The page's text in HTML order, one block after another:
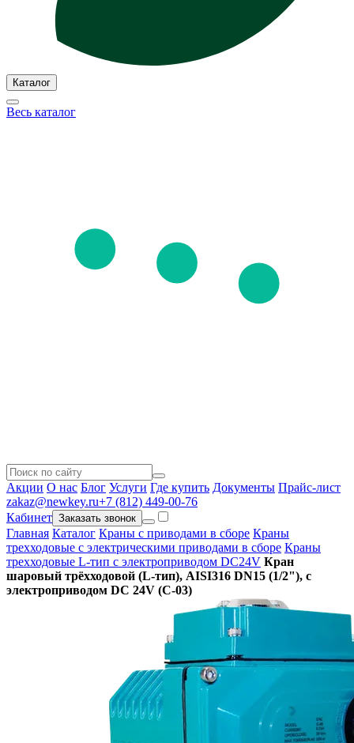
Каталог
Весь каталог
Акции О нас Блог Услуги Где купить Документы Прайс-лист
zakaz@newkey.ru+7 (812) 449-00-76
Кабинет Заказать звонок
Главная Каталог Краны с приводами в сборе Краны
трехходовые с электрическими приводами в сборе Краны
трехходовые L-тип с электроприводом DC24V Кран
шаровый трёхходовой (L-тип), AISI316 DN15 (1/2"), с
электроприводом DC 24V (C-03)